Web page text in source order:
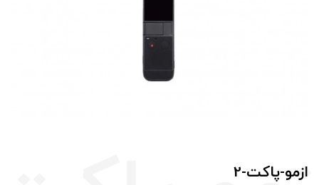
ازمو-پاکت-2